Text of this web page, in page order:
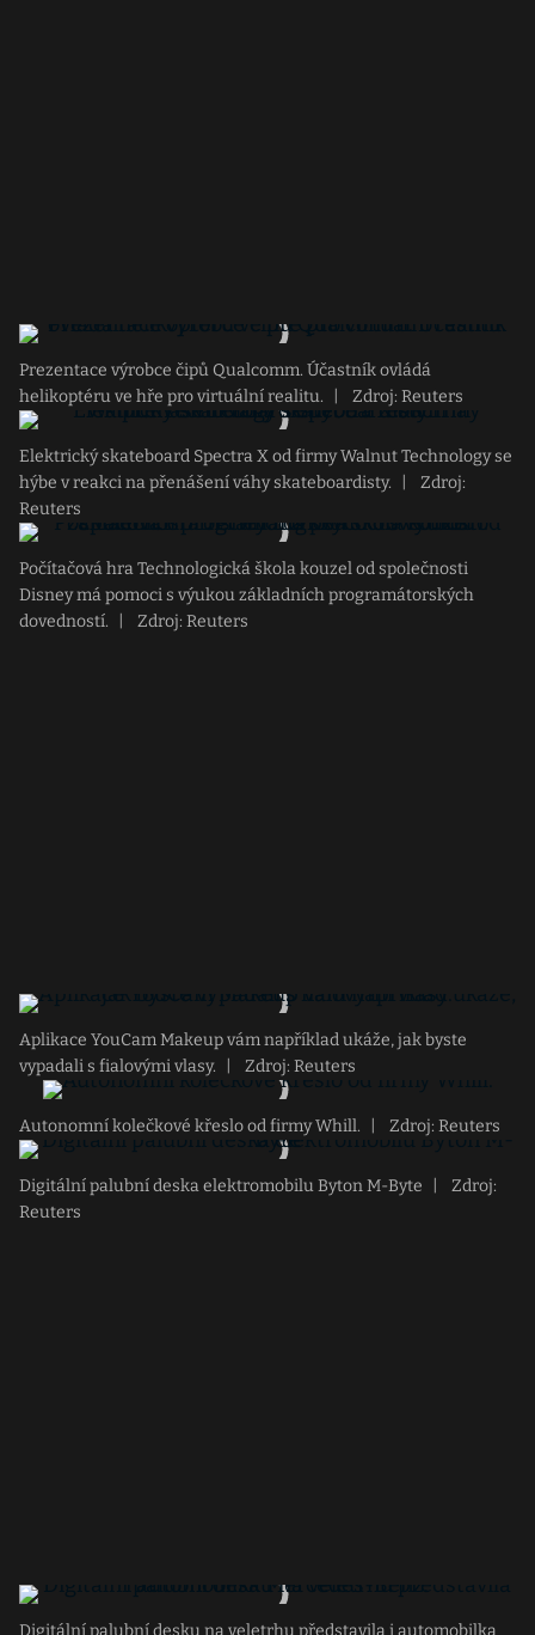
Prezentace výrobce čipů Qualcomm. Účastník ovládá
helikoptéru ve hře pro virtuální realitu.
Zdroj: Reuters
Elektrický skateboard Spectra X od firmy Walnut Technology se
hýbe v reakci na přenášení váhy skateboardisty.
Zdroj:
Reuters
Počítačová hra Technologická škola kouzel od společnosti
Disney má pomoci s výukou základních programátorských
dovedností.
Zdroj: Reuters
Aplikace YouCam Makeup vám například ukáže, jak byste
vypadali s fialovými vlasy.
Zdroj: Reuters
Autonomní kolečkové křeslo od firmy Whill. Zdroj: Reuters
Digitální palubní deska elektromobilu Byton M-Byte
Zdroj:
Reuters
Digitální palubní desku na veletrhu představila i automobilka